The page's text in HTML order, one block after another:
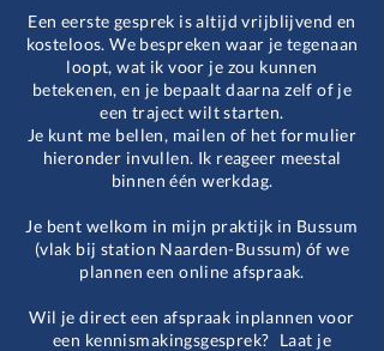
Een eerste gesprek is altijd vrijblijvend en
kosteloos. We bespreken waar je tegenaan
loopt, wat ik voor je zou kunnen
betekenen, en je bepaalt daarna zelf of je
een traject wilt starten.
Je kunt me bellen, mailen of het formulier
hieronder invullen. Ik reageer meestal
binnen één werkdag.
Je bent welkom in mijn praktijk in Bussum
(vlak bij station Naarden-Bussum) óf we
plannen een online afspraak.
Wil je direct een afspraak inplannen voor
een kennismakingsgesprek? Laat je